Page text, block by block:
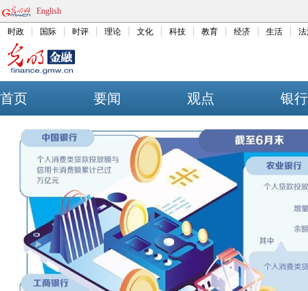
English
时政 国际 时评 理论 文化 科技 教育 经济 生活
首页 要闻 观点 银行